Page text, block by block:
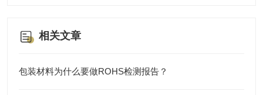
相关文章
包装材料为什么要做ROHS检测报告？